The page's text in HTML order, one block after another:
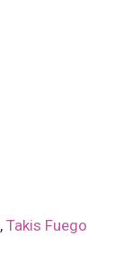
, Takis Fuego